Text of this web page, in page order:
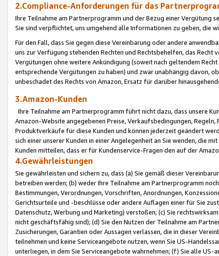
2.Compliance-Anforderungen für das
Ihre Teilnahme am Partnerprogramm und der Bezug einer Vergütung
Sie sind verpflichtet, uns umgehend alle Informationen zu geben, die
Für den Fall, dass Sie gegen diese Vereinbarung oder andere
uns zur Verfügung stehenden Rechten und Rechtsbehelfen, das
Vergütungen ohne weitere Ankündigung (soweit nach geltendem
entsprechende Vergütungen zu haben) und zwar unabhängig davon,
unbeschadet des Rechts von Amazon, Ersatz für darüber
3.Amazon-Kunden
Ihre Teilnahme am Partnerprogramm führt nicht dazu, dass unsere
Amazon-Website angegebenen Preise, Verkaufsbedingungen,
Produktverkäufe für diese Kunden und können jederzeit geändert
sich einer unserer Kunden in einer Angelegenheit an Sie wenden, die
Kunden mitteilen, dass er für Kundenservice-Fragen den auf der
4.Gewährleistungen
Sie gewährleisten und sichern zu, dass (a) Sie gemäß dieser
betreiben werden; (b) weder Ihre Teilnahme am Partnerprogramm
Bestimmungen, Verordnungen, Vorschriften, Anordnungen,
Gerichtsurteile und -beschlüsse oder andere Auflagen einer für Sie
Datenschutz, Werbung und Marketing) verstoßen; (c) Sie
nicht geschäftsfähig sind); (d) Sie den Nutzen der Teilnahme am
Zusicherungen, Garantien oder Aussagen verlassen, die in dieser
teilnehmen und keine Serviceangebote nutzen, wenn Sie US-
unterliegen, in dem Sie Serviceangebote wahrnehmen; (f) Sie alle